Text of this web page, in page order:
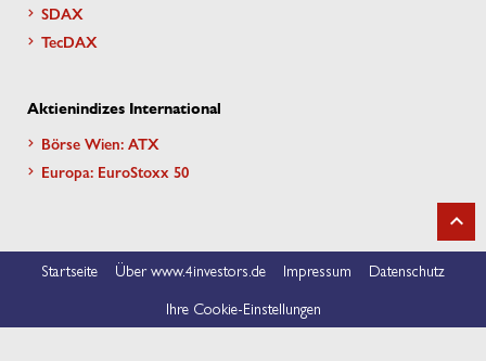
SDAX
TecDAX
Aktienindizes International
Börse Wien: ATX
Europa: EuroStoxx 50
Startseite Über www.4investors.de Impressum
Datenschutz
Ihre Cookie-Einstellungen